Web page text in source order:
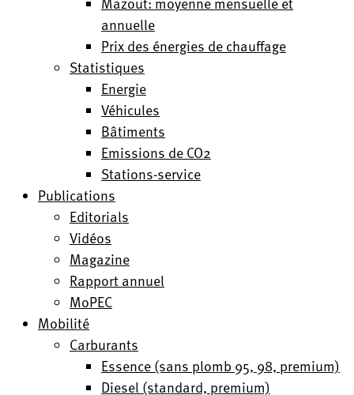
annuelle
Prix des énergies de chauffage
Statistiques
Energie
Véhicules
Bâtiments
Emissions de CO2
Stations-service
Publications
Editorials
Vidéos
Magazine
Rapport annuel
MoPEC
Mobilité
Carburants
Essence (sans plomb 95, 98, premium)
Diesel (standard, premium)